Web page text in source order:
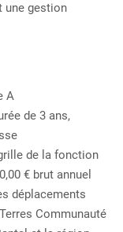
une gestion
A
de 3 ans,
de la fonction
€ brut annuel
déplacements
Communauté